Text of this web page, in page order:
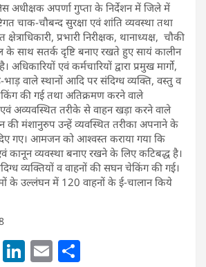
अधीक्षक अपर्णा गुप्ता के निर्देशन में जिले में
चाक-चौबन्द सुरक्षा एवं शांति व्यवस्था तथा
प्रभारी निरीक्षक, थानाध्यक्ष, चौकी
के साथ सतर्क दृष्टि बनाए रखते हुए सायं कालीन
एवं कर्मचारियों द्वारा प्रमुख मार्गो,
भाड़ वाले स्थानों आदि पर संदिग्ध व्यक्ति, वस्तु व
की गई तथा अतिक्रमण करने वाले
एवं अव्यवस्थित तरीके से वाहन खड़ा करने वाले
की मंशानुरुप उन्हें व्यवस्थित तरीका अपनाने के
गए। आमजन को आश्वस्त कराया गया कि
कानून व्यवस्था बनाए रखने के लिए कटिबद्ध है।
व्यक्तियों व वाहनों की सघन चेकिंग की गई।
के उल्लंघन में 120 वाहनों के ई-चालान किये
T Li E